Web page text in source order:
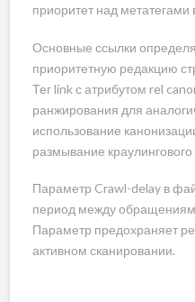
приоритет над метатегами
Основные ссылки
приоритетную редакцию
Тег link с атрибутом rel
ранжирования для
использование
размывание
Параметр Crawl-delay в
период между
Параметр предохраняет
активном сканировании.